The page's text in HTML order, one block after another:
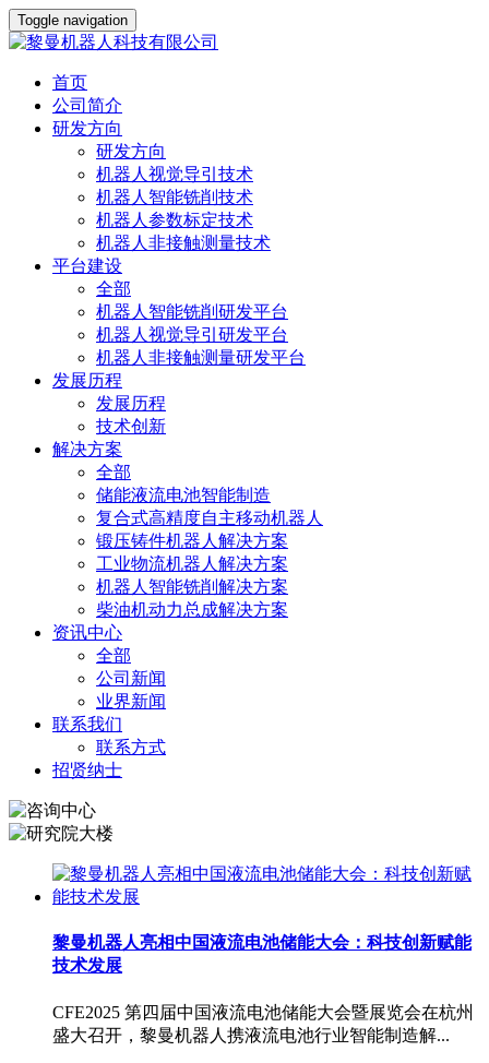
Toggle navigation
首页
公司简介
研发方向
研发方向
机器人视觉导引技术
机器人智能铣削技术
机器人参数标定技术
机器人非接触测量技术
平台建设
全部
机器人智能铣削研发平台
机器人视觉导引研发平台
机器人非接触测量研发平台
发展历程
发展历程
技术创新
解决方案
全部
储能液流电池智能制造
复合式高精度自主移动机器人
锻压铸件机器人解决方案
工业物流机器人解决方案
机器人智能铣削解决方案
柴油机动力总成解决方案
资讯中心
全部
公司新闻
业界新闻
联系我们
联系方式
招贤纳士
黎曼机器人亮相中国液流电池储能大会：科技创新赋能
技术发展
CFE2025 第四届中国液流电池储能大会暨展览会在杭州
盛大召开，黎曼机器人携液流电池行业智能制造解...